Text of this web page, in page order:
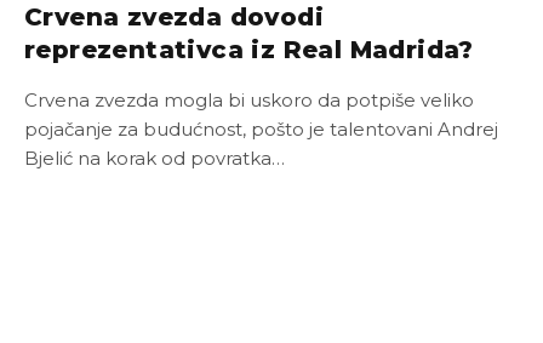
Crvena zvezda dovodi
reprezentativca iz Real Madrida?
Crvena zvezda mogla bi uskoro da potpiše veliko
pojačanje za budućnost, pošto je talentovani Andrej
Bjelić na korak od povratka…